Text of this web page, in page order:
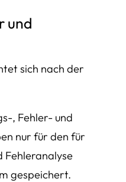
und
sich nach der
, Fehler- und
nur für den für
Fehleranalyse
gespeichert.